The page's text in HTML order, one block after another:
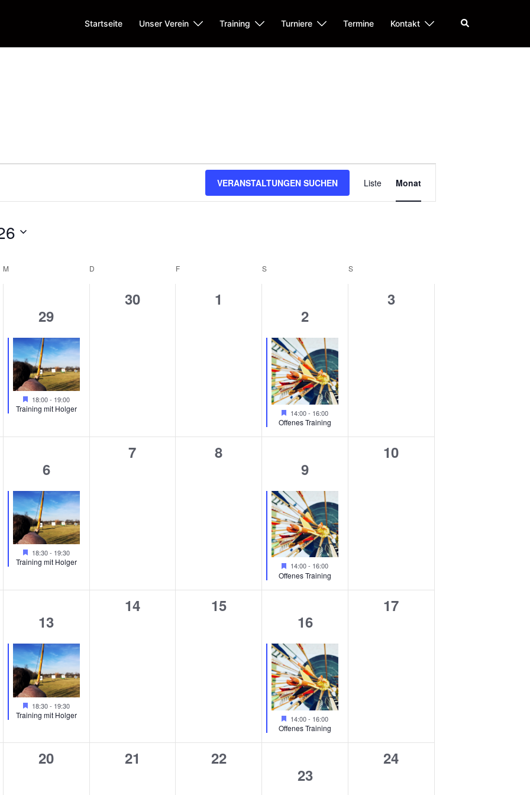
Startseite Unser Verein Training Turniere Termine Kontakt Suche
VERANSTALTUNGEN SUCHEN
Veranstaltung
Liste Monat
M D F S S
1
Veranstaltung,
29
Hervorgehoben
18:00- 19:00
Training mit Holger
0
30
0
Veranstaltungen,
1
1
Veranstaltung,
2
Hervorgehoben
14:00- 16:00
Offenes Training
0
3
1
Veranstaltung,
6
Hervorgehoben
18:30- 19:30
Training mit Holger
0
7
0
Veranstaltungen,
8
1
Veranstaltung,
9
Hervorgehoben
14:00- 16:00
Offenes Training
0
10
1
Veranstaltung,
13
Hervorgehoben
18:30- 19:30
Training mit Holger
0
14
0
Veranstaltungen,
15
1
Veranstaltung,
16
Hervorgehoben
14:00- 16:00
Offenes Training
0
17
0
20
0
21
0
Veranstaltungen,
22
2
23
0
24